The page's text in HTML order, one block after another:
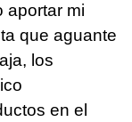
aportar mi
que aguante
los
en el